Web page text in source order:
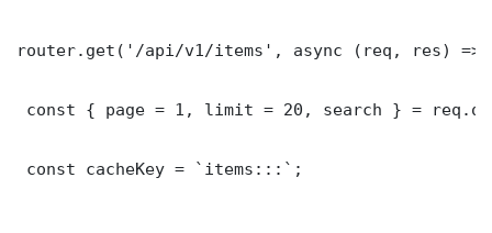
router.get('/api/v1/items', async (req, res) =>
const { page = 1, limit = 20, search } =
const cacheKey = `items:::`;